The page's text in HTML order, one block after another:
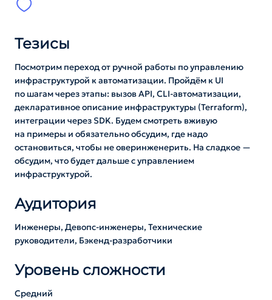
Тезисы
Посмотрим переход от ручной работы по управлению
инфраструктурой к автоматизации. Пройдëм к UI
по шагам через этапы: вызов API, CLI-автоматизации,
декларативное описание инфраструктуры (Terraform),
интеграции через SDK. Будем смотреть вживую
на примеры и обязательно обсудим, где надо
остановиться, чтобы не оверинженерить. На сладкое —
обсудим, что будет дальше с управлением
инфраструктурой.
Аудитория
Инженеры, Девопс-инженеры, Технические
руководители, Бэкенд-разработчики
Уровень сложности
Средний